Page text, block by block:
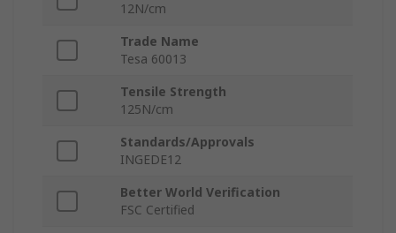
12N/cm
Trade Name
Tesa 60013
Tensile Strength
125N/cm
Standards/Approvals
INGEDE12
Better World Verification
FSC Certified